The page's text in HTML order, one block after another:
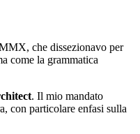
che dissezionavo per
come la grammatica
. Il mio mandato
con particolare enfasi sulla